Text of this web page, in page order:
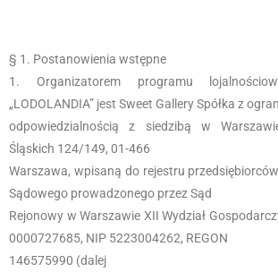
§ 1. Postanowienia wstępne
Organizatorem programu
„LODOLANDIA” jest Sweet Gallery Spółka z
odpowiedzialnością z siedzibą w
Śląskich 124/149, 01-466
Warszawa, wpisaną do rejestru
Sądowego prowadzonego przez Sąd
Rejonowy w Warszawie XII Wydział
0000727685, NIP 5223004262, REGON
146575990 (dalej